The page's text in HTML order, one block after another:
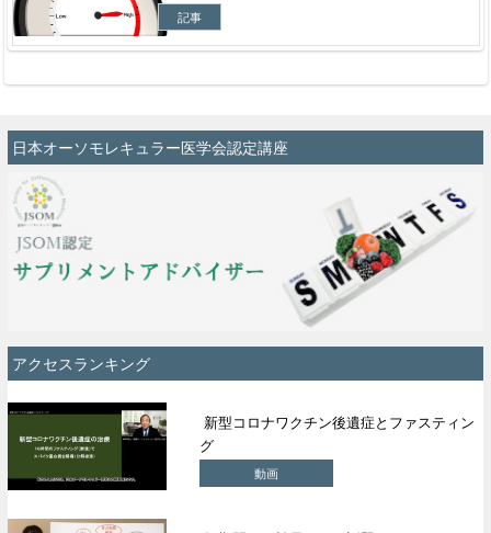
記事
日本オーソモレキュラー医学会認定講座
アクセスランキング
新型コロナワクチン後遺症とファスティン
グ
動画